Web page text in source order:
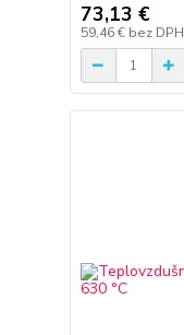
73,13 €
59,46 € bez DPH